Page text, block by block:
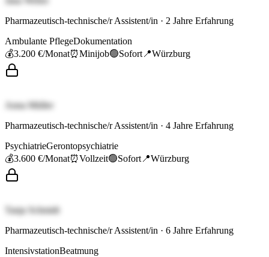
Pharmazeutisch-technische/r Assistent/in · 2 Jahre Erfahrung
Ambulante PflegeDokumentation
💰3.200 €/Monat⏰Minijob🟢Sofort 📍Würzburg
Anna Müller
Pharmazeutisch-technische/r Assistent/in · 4 Jahre Erfahrung
PsychiatrieGerontopsychiatrie
💰3.600 €/Monat⏰Vollzeit🟢Sofort 📍Würzburg
Tanja Schmidt
Pharmazeutisch-technische/r Assistent/in · 6 Jahre Erfahrung
IntensivstationBeatmung